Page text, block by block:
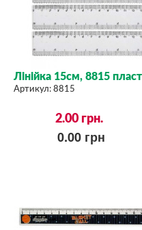
Лінійка 15см, 8815
Артикул:8815
2.00грн.
0.00грн